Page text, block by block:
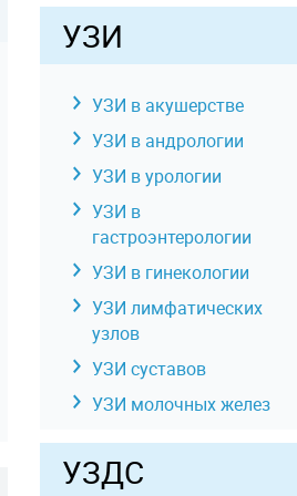
УЗИ
УЗИ в акушерстве
УЗИ в андрологии
УЗИ в урологии
УЗИ в
гастроэнтерологии
УЗИ в гинекологии
УЗИ лимфатических
узлов
УЗИ суставов
УЗИ молочных желез
УЗИ отдельных органов,
конечностей, зон,
отделов тела
УЗДС